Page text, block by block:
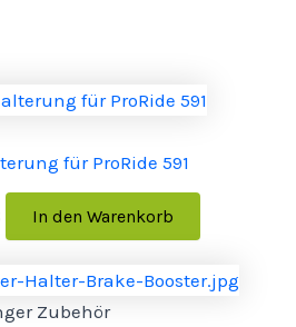
für ProRide 591
In den Warenkorb
Zubehör